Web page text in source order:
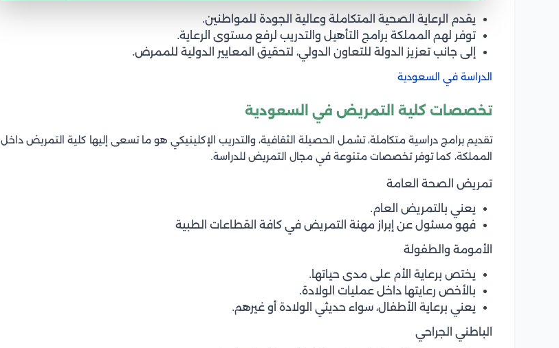
يقدم الرعاية الصحية المتكاملة وعالية الجودة للمواطنين.
توفر لهم المملكة برامج التأهيل والتدريب لرفع مستوى الرعاية.
إلى جانب تعزيز الدولة للتعاون الدولي، لتحقيق المعايير الدولية للممرض.
الدراسة في السعودية
تخصصات كلية التمريض في السعودية
تقديم برامج دراسية متكاملة، تشمل الحصيلة الثقافية، والتدريب الإكلينيكي هو ما تسعى إليها كلية التمريض داخل
المملكة، كما توفر تخصصات متنوعة في مجال التمريض للدراسة.
تمريض الصحة العامة
يعني بالتمريض العام.
فهو مسئول عن إبراز مهنة التمريض في كافة القطاعات الطبية
الأمومة والطفولة
يختص برعاية الأم على مدى حياتها.
بالأخص رعايتها داخل عمليات الولادة.
يعني برعاية الأطفال، سواء حديثي الولادة أو غيرهم.
الباطني الجراحي